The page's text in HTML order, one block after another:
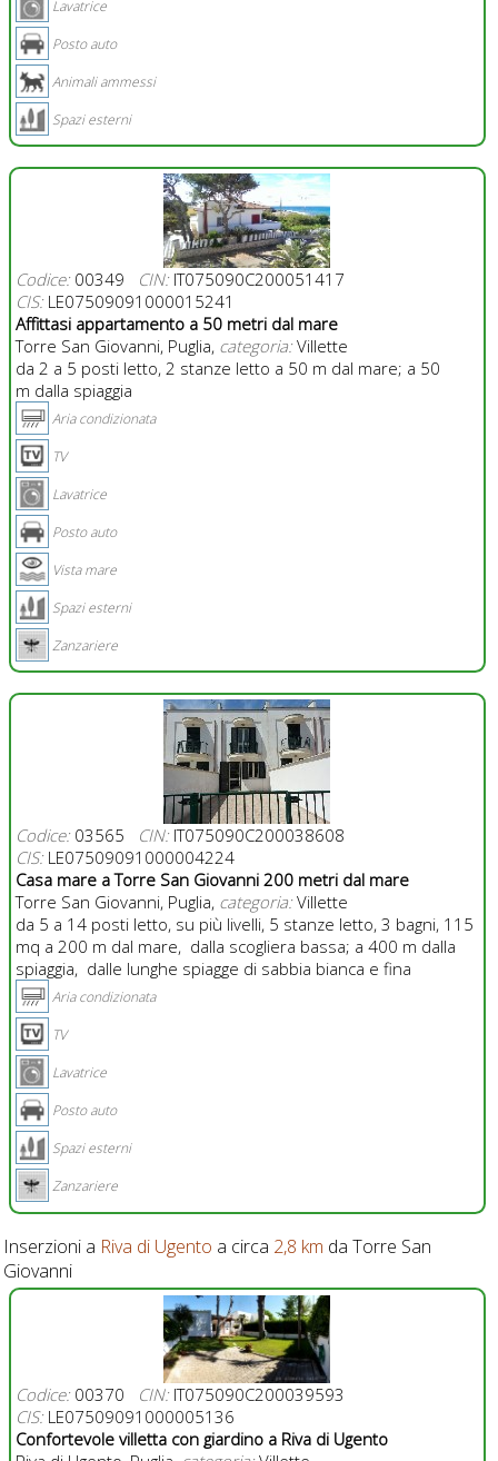
Lavatrice
Posto auto
Animali ammessi
Spazi esterni
Codice:00349 CIN:IT075090C200051417
CIS:LE07509091000015241
Affittasi appartamento a 50 metri dal mare
Torre San Giovanni, Puglia, categoria:Villette
da 2 a 5 posti letto, 2 stanze letto a 50 m dal mare; a 50
m dalla spiaggia
Aria condizionata
TV
Lavatrice
Posto auto
Vista mare
Spazi esterni
Zanzariere
Codice:03565 CIN:IT075090C200038608
CIS:LE07509091000004224
Casa mare a Torre San Giovanni 200 metri dal mare
Torre San Giovanni, Puglia, categoria:Villette
da 5 a 14 posti letto, su più livelli, 5 stanze letto, 3 bagni, 115
mq a 200 m dal mare, dalla scogliera bassa; a 400 m dalla
spiaggia, dalle lunghe spiagge di sabbia bianca e fina
Aria condizionata
TV
Lavatrice
Posto auto
Spazi esterni
Zanzariere
Inserzioni a Riva di Ugento a circa 2,8 km da Torre San
Giovanni
Codice:00370 CIN:IT075090C200039593
CIS:LE07509091000005136
Confortevole villetta con giardino a Riva di Ugento